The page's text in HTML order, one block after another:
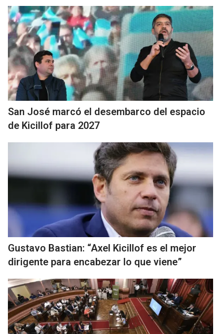
San José marcó el desembarco del espacio
de Kicillof para 2027
Gustavo Bastian: “Axel Kicillof es el mejor
dirigente para encabezar lo que viene”